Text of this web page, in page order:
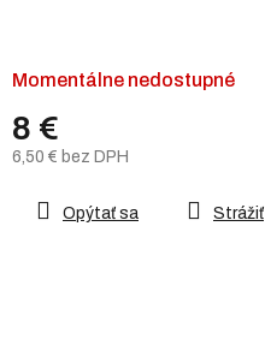
8 €
6,50 € bez DPH
cena:
Momentálne nedostupné
Opýtať sa Strážiť